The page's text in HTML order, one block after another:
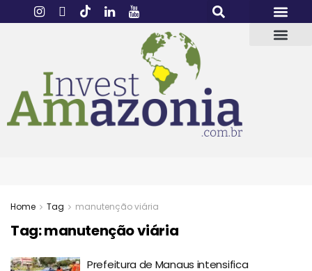
Home Tag manutenção viária
Tag:manutenção viária
Prefeitura de Manaus intensifica